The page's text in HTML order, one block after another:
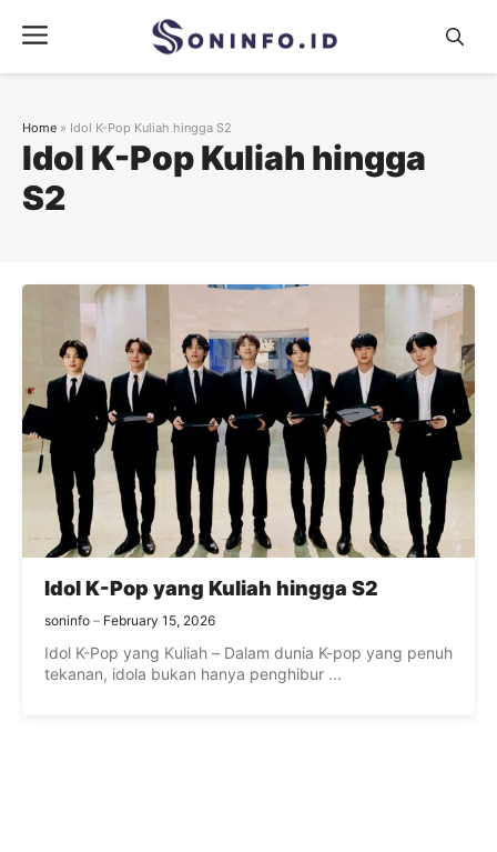
content
Menu
Idol K-Pop Kuliah hingga
S2
Home » Idol K-Pop Kuliah hingga S2
Idol K-Pop yang Kuliah hingga S2
soninfo February 15, 2026
Idol K-Pop yang Kuliah – Dalam dunia K-pop yang penuh
tekanan, idola bukan hanya penghibur ...